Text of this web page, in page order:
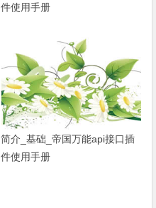
件使用手册
简介_基础_帝国万能api接口插
件使用手册